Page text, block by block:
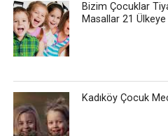
Bizim Çocuklar
Masallar 21 Ülkeye
Kadıköy Çocuk